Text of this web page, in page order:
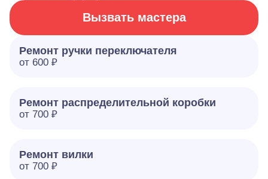
Вызвать мастера
Ремонт ручки переключателя
от 600 ₽
Ремонт распределительной коробки
от 700 ₽
Ремонт вилки
от 700 ₽